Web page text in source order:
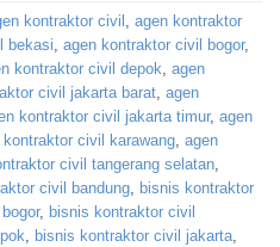
kontraktor civil , agen kontraktor
bekasi, agen kontraktor civil bogor,
kontraktor civil depok, agen
civil jakarta barat, agen
kontraktor civil jakarta timur, agen
kontraktor civil karawang, agen
civil tangerang selatan,
civil bandung, bisnis kontraktor
, bisnis kontraktor civil
, bisnis kontraktor civil jakarta,